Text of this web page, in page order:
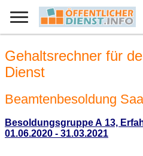
Gehaltsrechner für
Dienst
Beamtenbesoldung
Besoldungsgruppe A 13,
01.06.2020 - 31.03.2021